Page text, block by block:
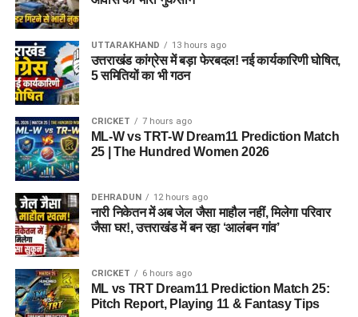
UTTARAKHAND 13 hours ago
उत्तराखंड कांग्रेस में बड़ा फेरबदल! नई कार्यकारिणी घोषित,
5 समितियों का भी गठन
CRICKET 7 hours ago
ML-W vs TRT-W Dream11 Prediction Match
25 | The Hundred Women 2026
DEHRADUN 12 hours ago
नारी निकेतन में अब जेल जैसा माहौल नहीं, मिलेगा परिवार
जैसा घर!, उत्तराखंड में बन रहा ‘आलंबन गांव’
CRICKET 6 hours ago
ML vs TRT Dream11 Prediction Match 25:
Pitch Report, Playing 11 & Fantasy Tips